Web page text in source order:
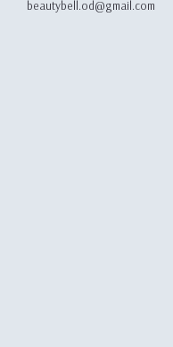
beautybell.od@gmail.com